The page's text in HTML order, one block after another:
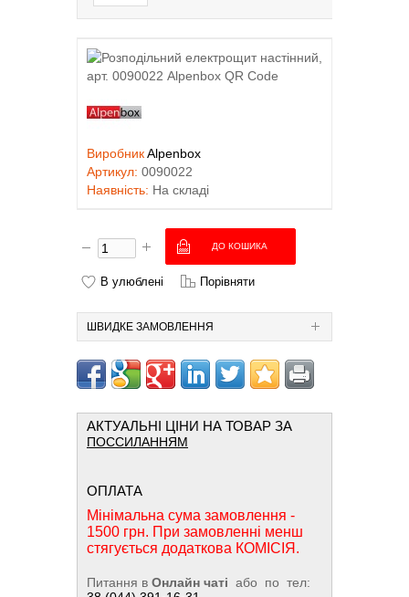
ВиробникAlpenbox
Артикул: 0090022
Наявність: На складі
В улюблені Порівняти
ШВИДКЕ ЗАМОВЛЕННЯ
АКТУАЛЬНІ ЦІНИ НА ТОВАР ЗА
ПОССИЛАННЯМ
ОПЛАТА
Мінімальна сума замовлення -
1500 грн. При замовленні менш
стягується додаткова КОМІСІЯ.
Питання в Онлайн чаті або по тел: